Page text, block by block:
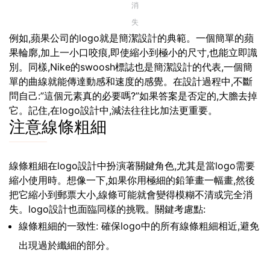
消
失
例如,蘋果公司的logo就是簡潔設計的典範。一個簡單的蘋
果輪廓,加上一小口咬痕,即使縮小到極小的尺寸,也能立即識
別。同樣,Nike的swoosh標誌也是簡潔設計的代表,一個簡
單的曲線就能傳達動感和速度的感覺。在設計過程中,不斷
問自己:”這個元素真的必要嗎?”如果答案是否定的,大膽去掉
它。記住,在logo設計中,減法往往比加法更重要。
注意線條粗細
線條粗細在logo設計中扮演著關鍵角色,尤其是當logo需要
縮小使用時。想像一下,如果你用極細的鉛筆畫一幅畫,然後
把它縮小到郵票大小,線條可能就會變得模糊不清或完全消
失。logo設計也面臨同樣的挑戰。關鍵考慮點:
線條粗細的一致性: 確保logo中的所有線條粗細相近,避免
出現過於纖細的部分。